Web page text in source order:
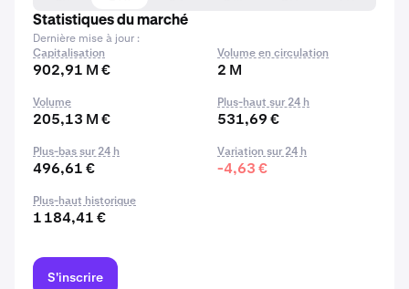
Statistiques du marché
Dernière mise à jour :
Capitalisation
902,91 M €
Volume en circulation
2 M
Volume
205,13 M €
Plus-haut sur 24 h
531,69 €
Plus-bas sur 24 h
496,61 €
Variation sur 24 h
-4,63 €
Plus-haut historique
1 184,41 €
S'inscrire